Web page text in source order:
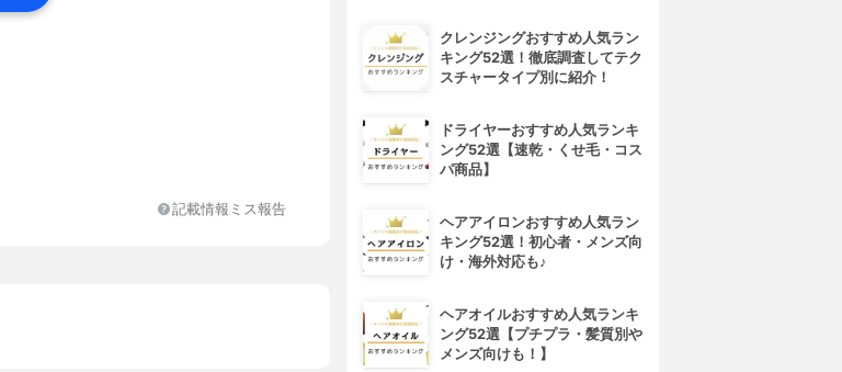
記載情報ミス報告
クレンジングおすすめ人気ラン
キング52選！徹底調査してテク
スチャータイプ別に紹介！
ドライヤーおすすめ人気ランキ
ング52選【速乾・くせ毛・コス
パ商品】
ヘアアイロンおすすめ人気ラン
キング52選！初心者・メンズ向
け・海外対応も♪
ヘアオイルおすすめ人気ランキ
ング52選【プチプラ・髪質別や
メンズ向けも！】